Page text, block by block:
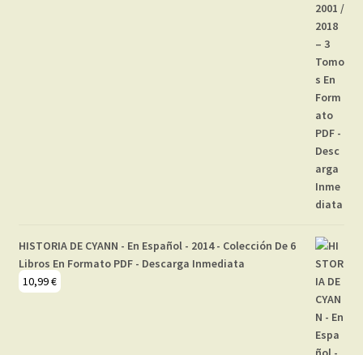
HISTORIA DE CYANN - En Español - 2014 - Colección De 6
Libros En Formato PDF - Descarga Inmediata
10,99€